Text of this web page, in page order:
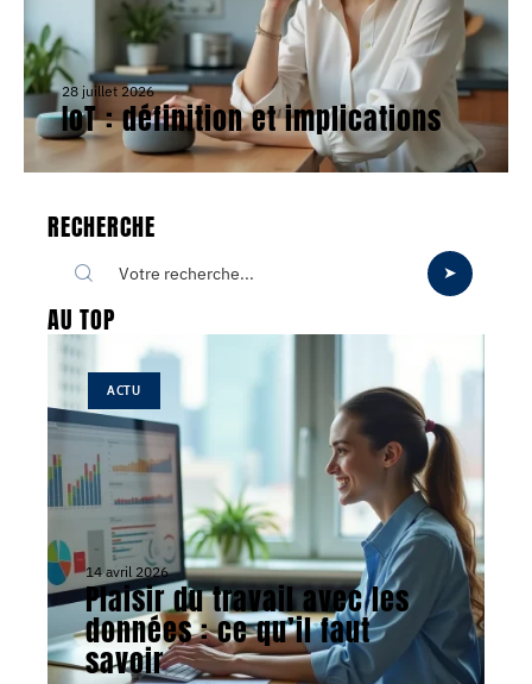
28 juillet 2026
IoT : définition et implications
RECHERCHE
AU TOP
ACTU
14 avril 2026
Plaisir du travail avec les
données : ce qu’il faut
savoir